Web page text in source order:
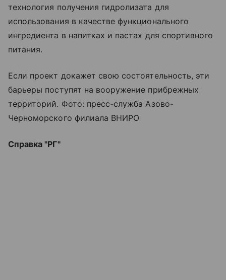
технология получения гидролизата для
использования в качестве функционального
ингредиента в напитках и пастах для спортивного
питания.
Если проект докажет свою состоятельность, эти
барьеры поступят на вооружение прибрежных
территорий. Фото: пресс-служба Азово-
Черноморского филиала ВНИРО
Справка "РГ"